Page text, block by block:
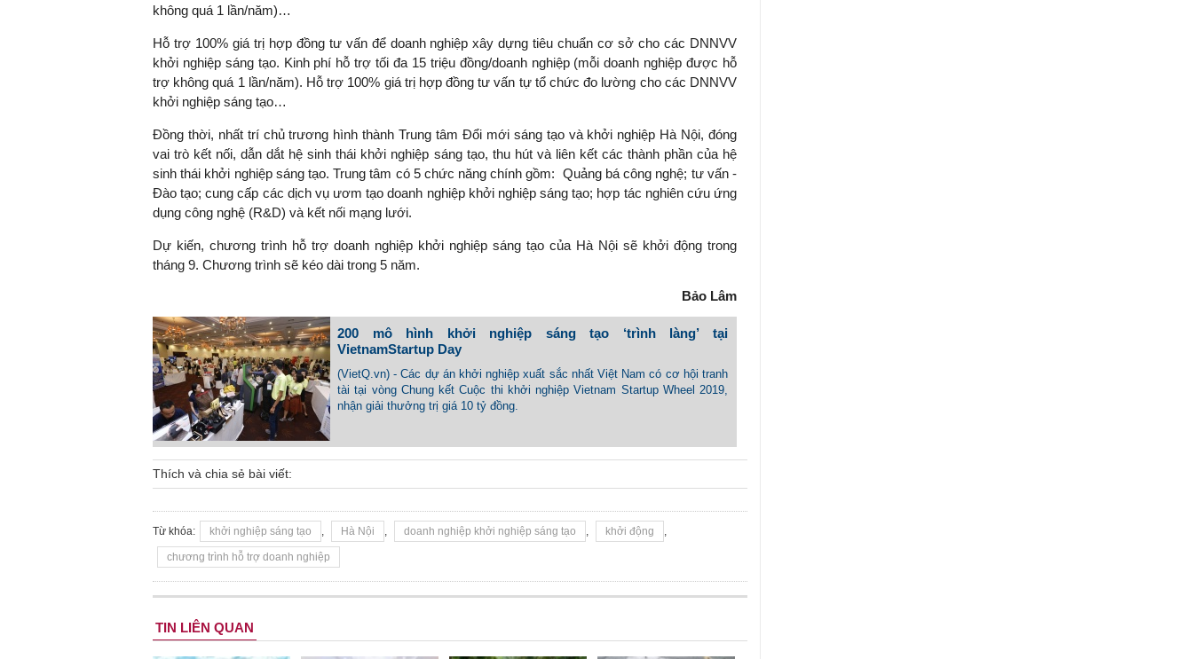
không quá 1 lần/năm)…
Hỗ trợ 100% giá trị hợp đồng tư vấn để doanh nghiệp xây dựng tiêu chuẩn cơ sở cho các DNNVV
khởi nghiệp sáng tạo. Kinh phí hỗ trợ tối đa 15 triệu đồng/doanh nghiệp (mỗi doanh nghiệp được hỗ
trợ không quá 1 lần/năm). Hỗ trợ 100% giá trị hợp đồng tư vấn tự tổ chức đo lường cho các DNNVV
khởi nghiệp sáng tạo…
Đồng thời, nhất trí chủ trương hình thành Trung tâm Đổi mới sáng tạo và khởi nghiệp Hà Nội, đóng
vai trò kết nối, dẫn dắt hệ sinh thái khởi nghiệp sáng tạo, thu hút và liên kết các thành phần của hệ
sinh thái khởi nghiệp sáng tạo. Trung tâm có 5 chức năng chính gồm: Quảng bá công nghệ; tư vấn -
Đào tạo; cung cấp các dịch vụ ươm tạo doanh nghiệp khởi nghiệp sáng tạo; hợp tác nghiên cứu ứng
dụng công nghệ (R&D) và kết nối mạng lưới.
Dự kiến, chương trình hỗ trợ doanh nghiệp khởi nghiệp sáng tạo của Hà Nội sẽ khởi động trong
tháng 9. Chương trình sẽ kéo dài trong 5 năm.
Bảo Lâm
200 mô hình khởi nghiệp sáng tạo ‘trình làng’ tại
VietnamStartup Day
(VietQ.vn) - Các dự án khởi nghiệp xuất sắc nhất Việt Nam có cơ hội tranh
tài tại vòng Chung kết Cuộc thi khởi nghiệp Vietnam Startup Wheel 2019,
nhận giải thưởng trị giá 10 tỷ đồng.
Thích và chia sẻ bài viết:
Từ khóa: khởi nghiệp sáng tạo , Hà Nội , doanh nghiệp khởi nghiệp sáng tạo , khởi động ,
chương trình hỗ trợ doanh nghiệp
TIN LIÊN QUAN